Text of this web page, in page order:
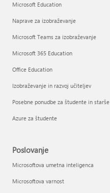
Microsoft Education
Naprave za izobraževanje
Microsoft Teams za izobraževanje
Microsoft 365 Education
Office Education
Izobraževanje in razvoj učiteljev
Posebne ponudbe za študente in starše
Azure za študente
Poslovanje
Microsoftova umetna inteligenca
Microsoftova varnost